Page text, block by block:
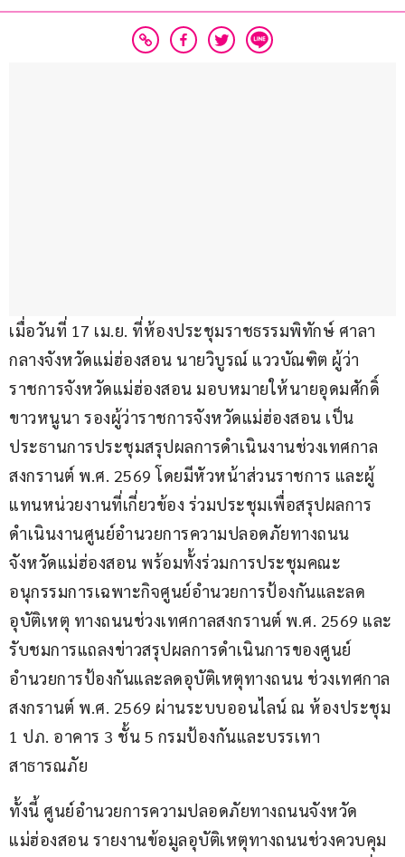
เมื่อวันที่ 17 เม.ย. ที่ห้องประชุมราชธรรมพิทักษ์ ศาลา
กลางจังหวัดแม่ฮ่องสอน นายวิบูรณ์ แววบัณฑิต ผู้ว่า
ราชการจังหวัดแม่ฮ่องสอน มอบหมายให้นายอุดมศักดิ์
ขาวหนูนา รองผู้ว่าราชการจังหวัดแม่ฮ่องสอน เป็น
ประธานการประชุมสรุปผลการดำเนินงานช่วงเทศกาล
สงกรานต์ พ.ศ. 2569 โดยมีหัวหน้าส่วนราชการ และผู้
แทนหน่วยงานที่เกี่ยวข้อง ร่วมประชุมเพื่อสรุปผลการ
ดำเนินงานศูนย์อำนวยการความปลอดภัยทางถนน
จังหวัดแม่ฮ่องสอน พร้อมทั้งร่วมการประชุมคณะ
อนุกรรมการเฉพาะกิจศูนย์อำนวยการป้องกันและลด
อุบัติเหตุ ทางถนนช่วงเทศกาลสงกรานต์ พ.ศ. 2569 และ
รับชมการแถลงข่าวสรุปผลการดำเนินการของศูนย์
อำนวยการป้องกันและลดอุบัติเหตุทางถนน ช่วงเทศกาล
สงกรานต์ พ.ศ. 2569 ผ่านระบบออนไลน์ ณ ห้องประชุม
1 ปภ. อาคาร 3 ชั้น 5 กรมป้องกันและบรรเทา
สาธารณภัย
ทั้งนี้ ศูนย์อำนวยการความปลอดภัยทางถนนจังหวัด
แม่ฮ่องสอน รายงานข้อมูลอุบัติเหตุทางถนนช่วงควบคุม